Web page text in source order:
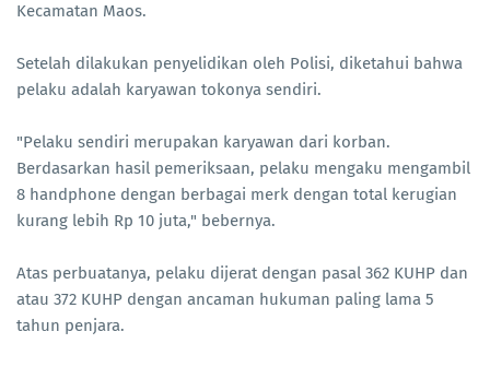
Kecamatan Maos.
Setelah dilakukan penyelidikan oleh Polisi, diketahui bahwa
pelaku adalah karyawan tokonya sendiri.
"Pelaku sendiri merupakan karyawan dari korban.
Berdasarkan hasil pemeriksaan, pelaku mengaku mengambil
8 handphone dengan berbagai merk dengan total kerugian
kurang lebih Rp 10 juta," bebernya.
Atas perbuatanya, pelaku dijerat dengan pasal 362 KUHP dan
atau 372 KUHP dengan ancaman hukuman paling lama 5
tahun penjara.